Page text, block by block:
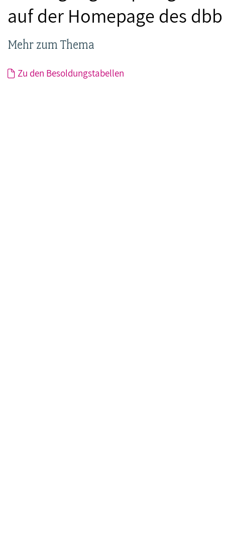
auf der Homepage des
Mehr zum Thema
Zu den Besoldungstabellen